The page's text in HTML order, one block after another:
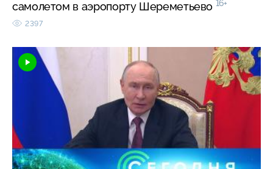
самолетом в аэропорту Шереметьево 16+
2397